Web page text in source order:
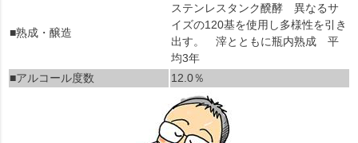
■熟成・醸造
ステンレスタンク醗酵 異なるサ
イズの120基を使用し多様性を引き
出す。 滓とともに瓶内熟成 平
均3年
■アルコール度数
12.0％